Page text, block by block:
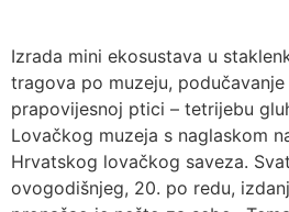
Izrada mini ekosustava u
tragova po muzeju,
prapovijesnoj ptici – tetrijebu
Lovačkog muzeja s naglaskom
Hrvatskog lovačkog saveza.
ovogodišnjeg, 20. po redu,